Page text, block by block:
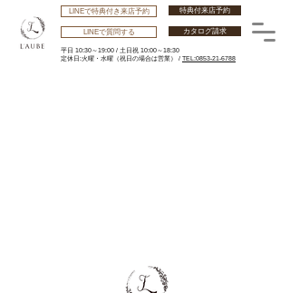
特典付来店予約
LINEで特典付き来店予約
カタログ請求
平日 10:30～19:00 / 土日祝 10:00～18:30
​定休日:火曜・水曜 （祝日の場合は営業） / TEL:0853-21-6788
LINEで質問する